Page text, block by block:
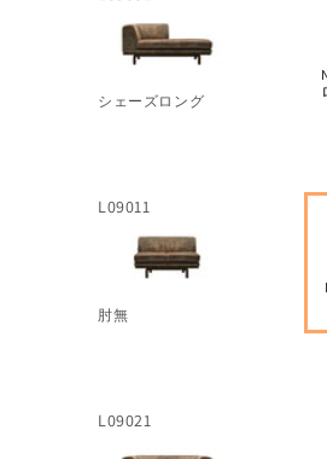
シェーズロング
L09011
肘無
L09021